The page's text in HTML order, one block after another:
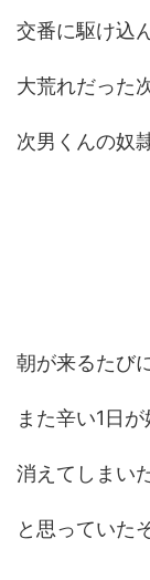
交番に駆け込
大荒れだった
次男くんの奴
朝が来るたび
また辛い1日が
消えてしまい
と思っていた